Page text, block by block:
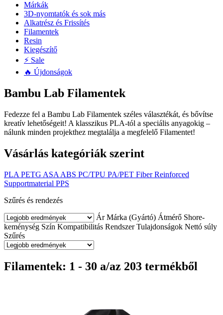
Márkák
3D-nyomtatók és sok más
Alkatrész és Frissítés
Filamentek
Resin
Kiegészítő
⚡ Sale
🔥 Újdonságok
Bambu Lab Filamentek
Fedezze fel a Bambu Lab Filamentek széles választékát, és bővítse
kreatív lehetőségeit! A klasszikus PLA-tól a speciális anyagokig –
nálunk minden projekthez megtalálja a megfelelő Filamentet!
Vásárlás kategóriák szerint
PLA PETG ASA ABS PC/TPU PA/PET Fiber Reinforced
Supportmaterial PPS
Szűrés és rendezés
Ár Márka (Gyártó) Átmérő Shore-
keménység Szín Kompatibilitás Rendszer Tulajdonságok Nettó súly
Szűrés
Filamentek: 1 - 30 a/az 203 termékből